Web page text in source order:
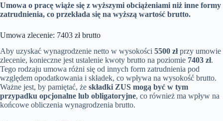
Umowa o pracę wiąże się z wyższymi obciążeniami niż inne formy
zatrudnienia, co przekłada się na wyższą wartość brutto.
Umowa zlecenie: 7403 zł brutto
Aby uzyskać wynagrodzenie netto w wysokości 5500 złprzy umowie
zlecenie, konieczne jest ustalenie kwoty brutto na poziomie 7403 zł.
Tego rodzaju umowa różni się od innych form zatrudnienia pod
względem opodatkowania i składek, co wpływa na wysokość brutto.
Ważne jest, by pamiętać, że składki ZUS mogą być w tym
przypadku opcjonalne lub obligatoryjne, co również ma wpływ na
końcowe obliczenia wynagrodzenia brutto.